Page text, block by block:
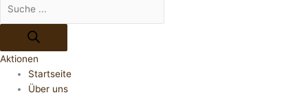
Aktionen
Startseite
Über uns